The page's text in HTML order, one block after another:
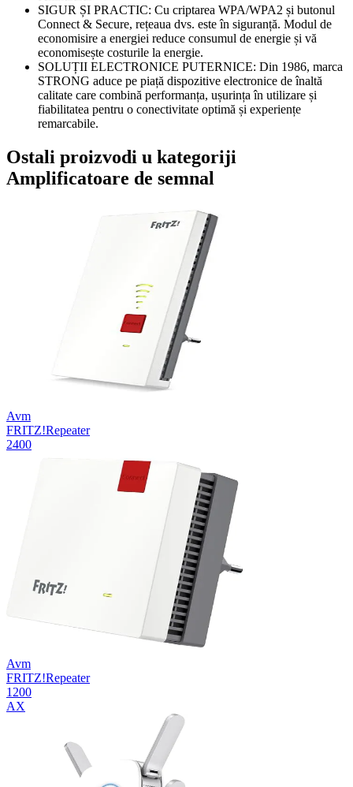
SIGUR ȘI PRACTIC: Cu criptarea WPA/WPA2 și butonul
Connect & Secure, rețeaua dvs. este în siguranță. Modul de
economisire a energiei reduce consumul de energie și vă
economisește costurile la energie.
SOLUȚII ELECTRONICE PUTERNICE: Din 1986, marca
STRONG aduce pe piață dispozitive electronice de înaltă
calitate care combină performanța, ușurința în utilizare și
fiabilitatea pentru o conectivitate optimă și experiențe
remarcabile.
Ostali proizvodi u kategoriji
Amplificatoare de semnal
Avm
FRITZ!Repeater
2400
Avm
FRITZ!Repeater
1200
AX